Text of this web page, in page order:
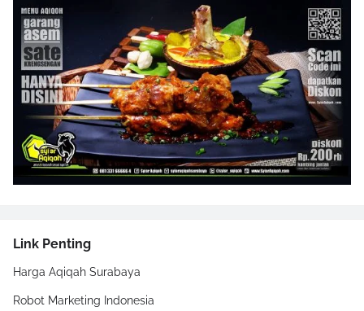
Link Penting
Harga Aqiqah Surabaya
Robot Marketing Indonesia